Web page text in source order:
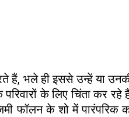
हैं, भले ही इससे उन्हें या
के लिए चिंता कर रहे
फॉलन के शो में पारंपरिक